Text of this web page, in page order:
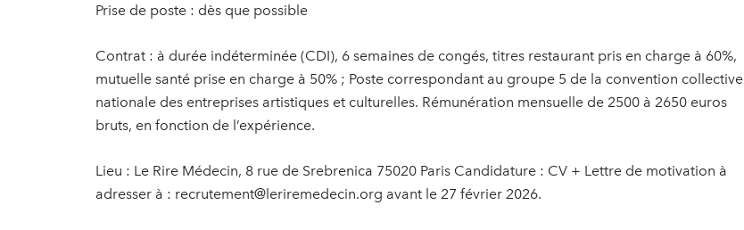
Prise de poste : dès que possible
Contrat : à durée indéterminée (CDI), 6 semaines de congés, titres restaurant pris en charge à 60%,
mutuelle santé prise en charge à 50% ; Poste correspondant au groupe 5 de la convention collective
nationale des entreprises artistiques et culturelles. Rémunération mensuelle de 2500 à 2650 euros
bruts, en fonction de l’expérience.
Lieu : Le Rire Médecin, 8 rue de Srebrenica 75020 Paris Candidature : CV + Lettre de motivation à
adresser à : recrutement@leriremedecin.org avant le 27 février 2026.